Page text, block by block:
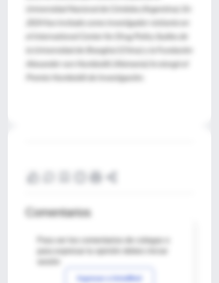
Universidad Nacional de Córdoba (Argentina). En
2024 fue invitado como investigador visitante en
el International Center for Drug Policy Sudies de
la Universidad de Shanghai (China) y la Fundación
Alexander von Humboldt (Alemania) le otorgó el
Premio Humboldt de Investigación.
Comentarios
Para ver los comentarios de colegas o
Ingresar a IntraMed